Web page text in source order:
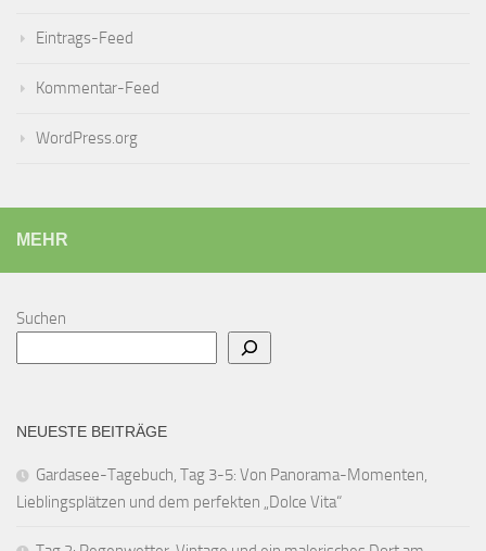
Eintrags-Feed
Kommentar-Feed
WordPress.org
MEHR
Suchen
NEUESTE BEITRÄGE
Gardasee-Tagebuch, Tag 3-5: Von Panorama-Momenten,
Lieblingsplätzen und dem perfekten „Dolce Vita“